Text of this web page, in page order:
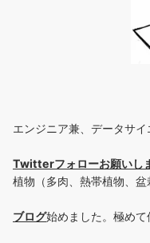
エンジニア兼、データサ
Twitterフォローお願いし
植物（多肉、熱帯植物、盆
ブログ始めました。極めて